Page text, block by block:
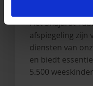
tegemoet te
Het Shajarat
afspiegeling zijn
diensten van
en biedt
5.500